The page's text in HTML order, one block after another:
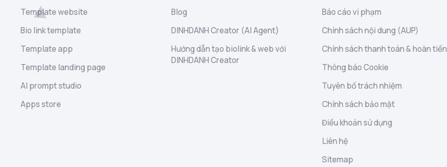
Template website
Bio link template
Template app
Template landing page
AI prompt studio
Apps store
Blog
DINHDANH Creator (AI Agent)
Hướng dẫn tạo biolink & web với
DINHDANH Creator
Báo cáo vi phạm
Chính sách nội dung (AUP)
Chính sách thanh toán & hoàn tiền
Thông báo Cookie
Tuyên bố trách nhiệm
Chính sách bảo mật
Điều khoản sử dụng
Liên hệ
Sitemap